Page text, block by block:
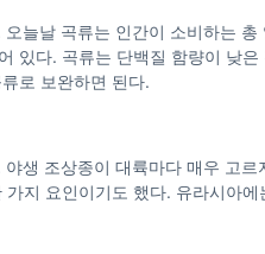
오늘날 곡류는 인간이 소비하는
있다. 곡류는 단백질 함량이 낮
로 보완하면 된다.
야생 조상종이 대륙마다 매우 고
가지 요인이기도 했다. 유라시아